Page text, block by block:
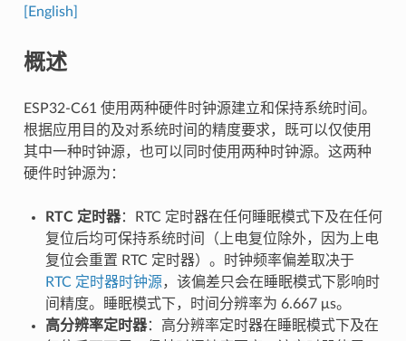
[English]
概述
ESP32-C61 使用两种硬件时钟源建立和保持系统时间。
根据应用目的及对系统时间的精度要求，既可以仅使用
其中一种时钟源，也可以同时使用两种时钟源。这两种
硬件时钟源为：
RTC 定时器：RTC 定时器在任何睡眠模式下及在任何
复位后均可保持系统时间（上电复位除外，因为上电
复位会重置 RTC 定时器）。时钟频率偏差取决于
RTC 定时器时钟源，该偏差只会在睡眠模式下影响时
间精度。睡眠模式下，时间分辨率为 6.667 μs。
高分辨率定时器：高分辨率定时器在睡眠模式下及在